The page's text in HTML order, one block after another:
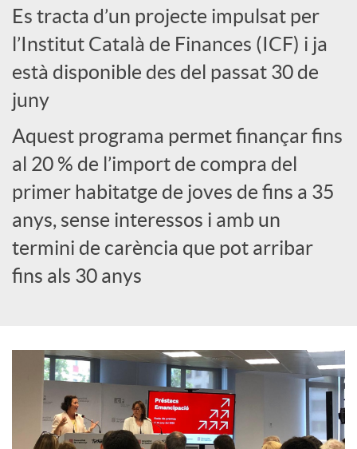
o
r
d
e
c
o
Es tracta d’un projecte impulsat per
l’Institut Català de Finances (ICF) i ja
està disponible des del passat 30 de
juny
Aquest programa permet finançar fins
al 20 % de l’import de compra del
primer habitatge de joves de fins a 35
anys, sense interessos i amb un
termini de carència que pot arribar
fins als 30 anys